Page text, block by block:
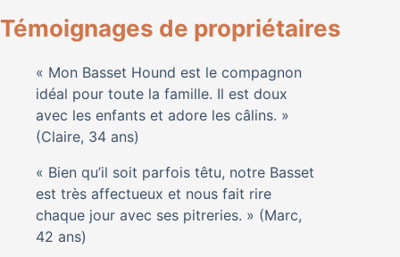
Témoignages de propriétaires
« Mon Basset Hound est le compagnon
idéal pour toute la famille. Il est doux
avec les enfants et adore les câlins. »
(Claire, 34 ans)
« Bien qu’il soit parfois têtu, notre Basset
est très affectueux et nous fait rire
chaque jour avec ses pitreries. » (Marc,
42 ans)